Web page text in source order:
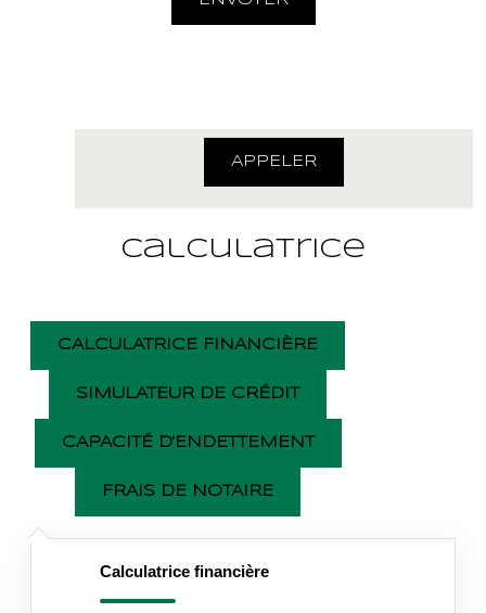
APPELER
Calculatrice
CALCULATRICE FINANCIÈRE
SIMULATEUR DE CRÉDIT
CAPACITÉ D'ENDETTEMENT
FRAIS DE NOTAIRE